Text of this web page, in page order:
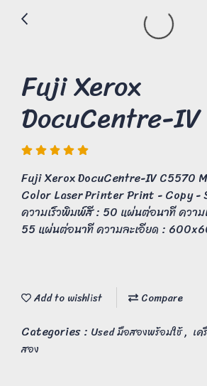
Fuji Xerox
DocuCentre-
Fuji Xerox DocuCentre-IV C5570
Color Laser Printer Print - Copy -
ความเร็วพิมพ์สี : 50 แผ่นต่อนาที ความ
55 แผ่นต่อนาที ความละเอียด :
Add to wishlist Compare
Categories : Used มือสองพร้อมใช้, เ
สอง